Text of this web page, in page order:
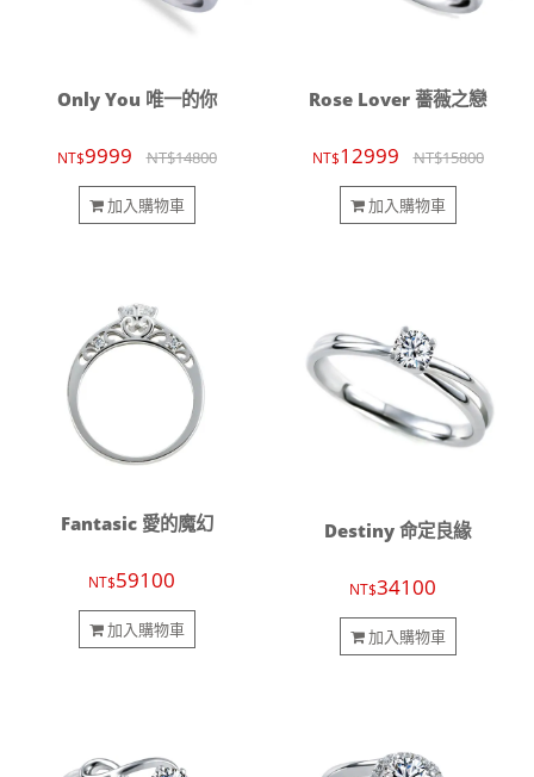
Only You 唯一的你
NT$9999 NT$14800
加入購物車
Rose Lover 薔薇之戀
NT$12999 NT$15800
加入購物車
Fantasic 愛的魔幻
NT$59100
加入購物車
Destiny 命定良緣
NT$34100
加入購物車